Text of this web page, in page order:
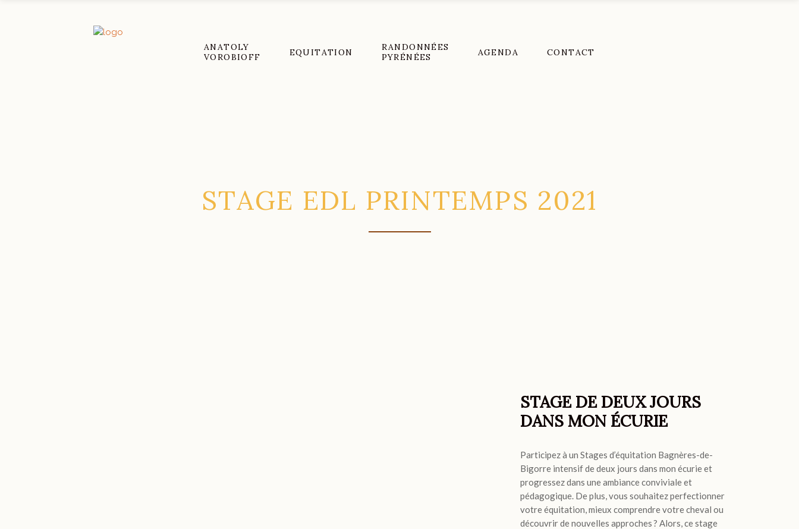
ANATOLY
VOROBIOFF
EQUITATION
RANDONNÉES
PYRÉNÉES
AGENDA CONTACT
STAGE EDL PRINTEMPS 2021
STAGE DE DEUX JOURS
DANS MON ÉCURIE
Participez à un Stages d’équitation Bagnères-de-
Bigorre intensif de deux jours dans mon écurie et
progressez dans une ambiance conviviale et
pédagogique. De plus, vous souhaitez perfectionner
votre équitation, mieux comprendre votre cheval ou
découvrir de nouvelles approches ? Alors, ce stage